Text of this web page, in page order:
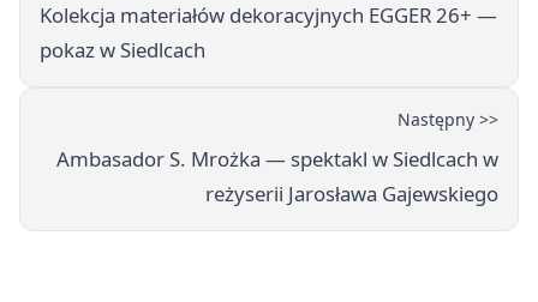
Kolekcja materiałów dekoracyjnych EGGER 26+ —
pokaz w Siedlcach
Następny >>
Ambasador S. Mrożka — spektakl w Siedlcach w
reżyserii Jarosława Gajewskiego